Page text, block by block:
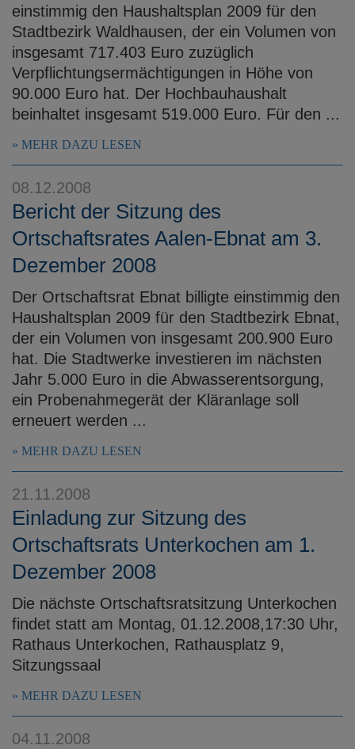
einstimmig den Haushaltsplan 2009 für den
Stadtbezirk Waldhausen, der ein Volumen von
insgesamt 717.403 Euro zuzüglich
Verpflichtungsermächtigungen in Höhe von
90.000 Euro hat. Der Hochbauhaushalt
beinhaltet insgesamt 519.000 Euro. Für den ...
MEHR DAZU LESEN
08.12.2008
Bericht der Sitzung des
Ortschaftsrates Aalen-Ebnat am 3.
Dezember 2008
Der Ortschaftsrat Ebnat billigte einstimmig den
Haushaltsplan 2009 für den Stadtbezirk Ebnat,
der ein Volumen von insgesamt 200.900 Euro
hat. Die Stadtwerke investieren im nächsten
Jahr 5.000 Euro in die Abwasserentsorgung,
ein Probenahmegerät der Kläranlage soll
erneuert werden ...
MEHR DAZU LESEN
21.11.2008
Einladung zur Sitzung des
Ortschaftsrats Unterkochen am 1.
Dezember 2008
Die nächste Ortschaftsratsitzung Unterkochen
findet statt am Montag, 01.12.2008,17:30 Uhr,
Rathaus Unterkochen, Rathausplatz 9,
Sitzungssaal
MEHR DAZU LESEN
04.11.2008